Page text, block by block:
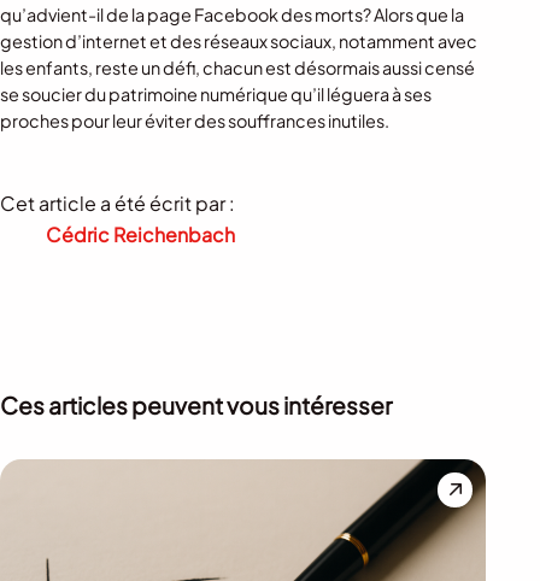
qu’advient-il de la page Facebook des morts? Alors que la
gestion d’internet et des réseaux sociaux, notamment avec
les enfants, reste un défi, chacun est désormais aussi censé
se soucier du patrimoine numérique qu’il léguera à ses
proches pour leur éviter des souffrances inutiles.
Cet article a été écrit par :
Cédric Reichenbach
Ces articles peuvent vous intéresser